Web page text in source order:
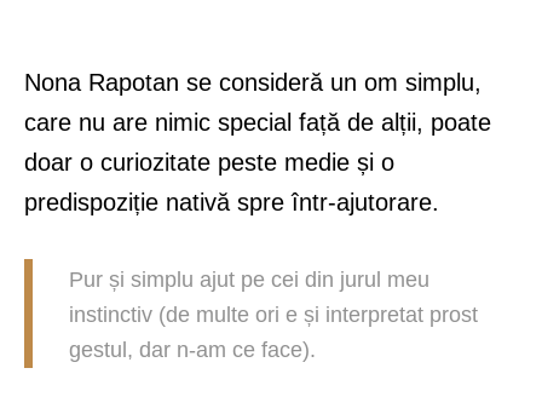
Nona Rapotan se consideră un om simplu,
care nu are nimic special față de alții, poate
doar o curiozitate peste medie și o
predispoziție nativă spre într-ajutorare.
Pur și simplu ajut pe cei din jurul meu
instinctiv (de multe ori e și interpretat prost
gestul, dar n-am ce face).